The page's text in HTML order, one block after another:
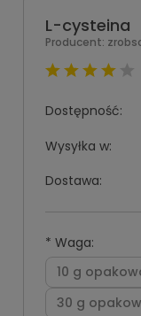
L-cysteina
Producent:
Dostępność:
Wysyłka w:
Dostawa:
* Waga:
10 g
30 g